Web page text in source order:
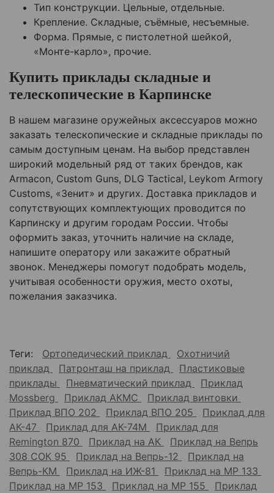
Тип конструкции. Цельные, отдельные.
Крепление. Складные, съёмные, несъемные.
Форма. Прямые, с пистолетной шейкой,
«Монте-карло», прочие.
Купить приклады складные и
телескопические в Карпинске
В нашем магазине оружейных аксессуаров можно
заказать телескопические и складные приклады по
самым доступным ценам. На выбор представлен
широкий модельный ряд от таких брендов, как
Armacon, Custom Guns, DLG Tactical, Leykom Armory
Customs, «Зенит» и других. Доставка прикладов и
сопутствующих комплектующих проводится по
Карпинску и другим городам России. Чтобы
оформить заказ, уточнить наличие на складе,
напишите оператору или закажите обратный
звонок. Менеджеры помогут подобрать модель,
учитывая особенности оружия, место охоты,
пожелания заказчика.
Теги: Ортопедический приклад
Охотничий
приклад
Патронташ на приклад
Пластиковые
приклады
Пневматический приклад
Приклад
Mossberg
Приклад АКМС
Приклад винтовки
Приклад ВПО 202
Приклад ВПО 205
Приклад для
АК-47
Приклад для АК-74М
Приклад для
Remington 870
Приклад на АК
Приклад на Вепрь
308 СОК 95
Приклад на Вепрь-12
Приклад на
Вепрь-КМ
Приклад на ИЖ-81
Приклад на МР 133
Приклад на МР 153
Приклад на МР 155
Приклад